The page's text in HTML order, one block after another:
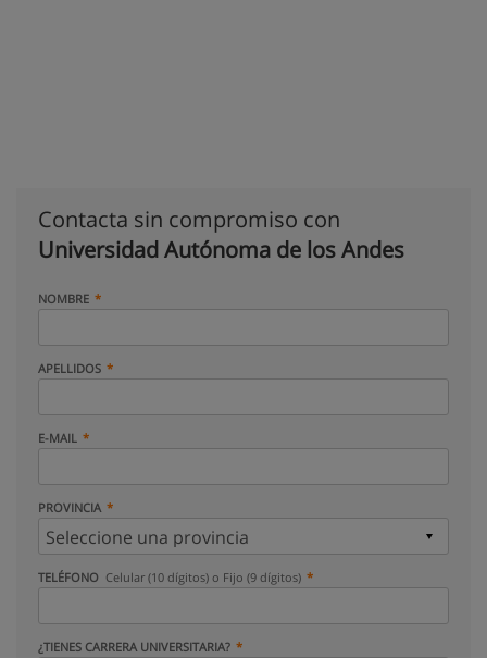
Contacta sin compromiso con
Universidad Autónoma de los Andes
NOMBRE
APELLIDOS
E-MAIL
PROVINCIA
TELÉFONO Celular (10 dígitos) o Fijo (9 dígitos)
¿TIENES CARRERA UNIVERSITARIA?